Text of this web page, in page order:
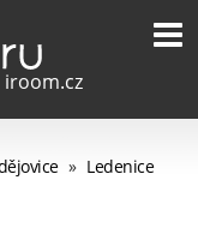
» Ledenice